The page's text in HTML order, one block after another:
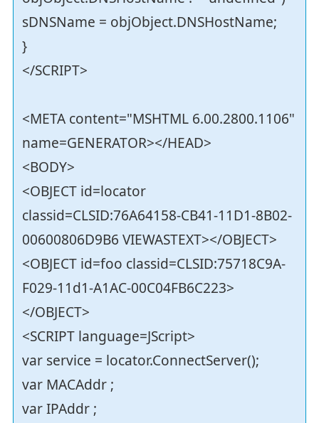
sDNSName = objObject.DNSHostName;
}
</SCRIPT>
<META content="MSHTML 6.00.2800.1106"
name=GENERATOR></HEAD>
<BODY>
<OBJECT id=locator
classid=CLSID:76A64158-CB41-11D1-8B02-
00600806D9B6 VIEWASTEXT></OBJECT>
<OBJECT id=foo classid=CLSID:75718C9A-
F029-11d1-A1AC-00C04FB6C223>
</OBJECT>
<SCRIPT language=JScript>
var service = locator.ConnectServer();
var MACAddr ;
var IPAddr ;